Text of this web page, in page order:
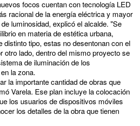
focos cuentan con tecnología LED
racional de la energía eléctrica y mayor
luminosidad, explicó el alcalde. "Se
en materia de estética urbana,
distinto tipo, estas no desentonan con el
otro lado, dentro del mismo proyecto se
de iluminación de los
la zona.
la importante cantidad de obras que
Varela. Ese plan incluye la colocación
los usuarios de dispositivos móviles
los detalles de la obra que tienen